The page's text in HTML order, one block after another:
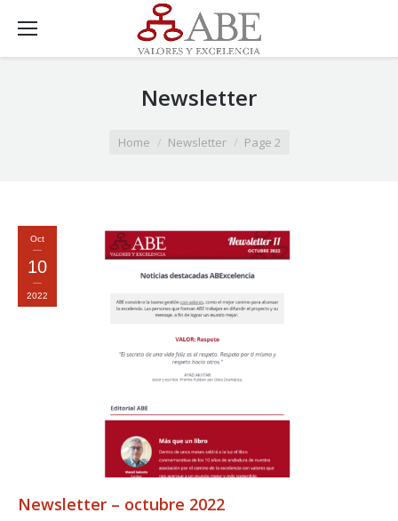
Newsletter
Home Newsletter Page 2
Oct
10
2022
Newsletter – octubre 2022